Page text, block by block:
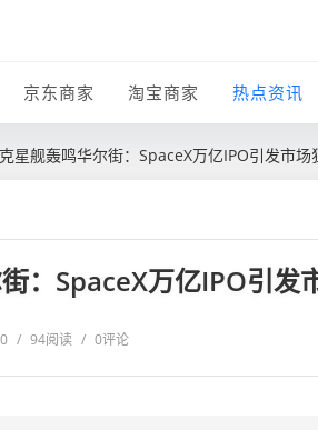
京东商家 淘宝商家 热点资讯
星舰轰鸣华尔街：SpaceX万亿IPO引发市场
：SpaceX万亿IPO引发
/ 94阅读 / 0评论